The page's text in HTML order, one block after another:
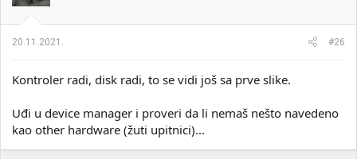
t
e
m
e
20.11.2021. #26
Kontroler radi, disk radi, to se vidi još sa prve slike.
Uđi u device manager i proveri da li nemaš nešto navedeno
kao other hardware (žuti upitnici)...